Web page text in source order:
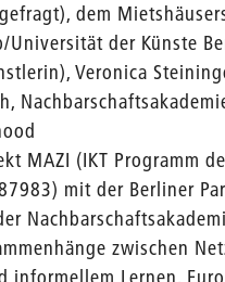
dem
Universität der Künste
Veronica
MAZI (IKT Programm
mit der Berliner
zwischen